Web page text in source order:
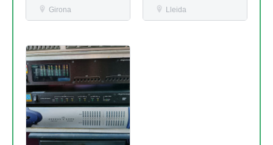
Girona Lleida